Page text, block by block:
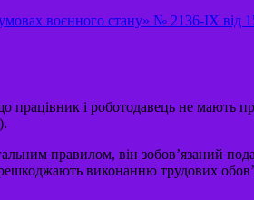
воєнного стану» № 2136-IX від
і роботодавець не мають
правилом, він зобов’язаний
виконанню трудових